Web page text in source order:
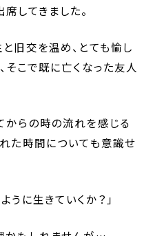
してきました。
旧交を温め、とても愉し
そこで既に亡くなった友人
らの時の流れを感じる
た時間についても意識せ
うに生きていくか？」